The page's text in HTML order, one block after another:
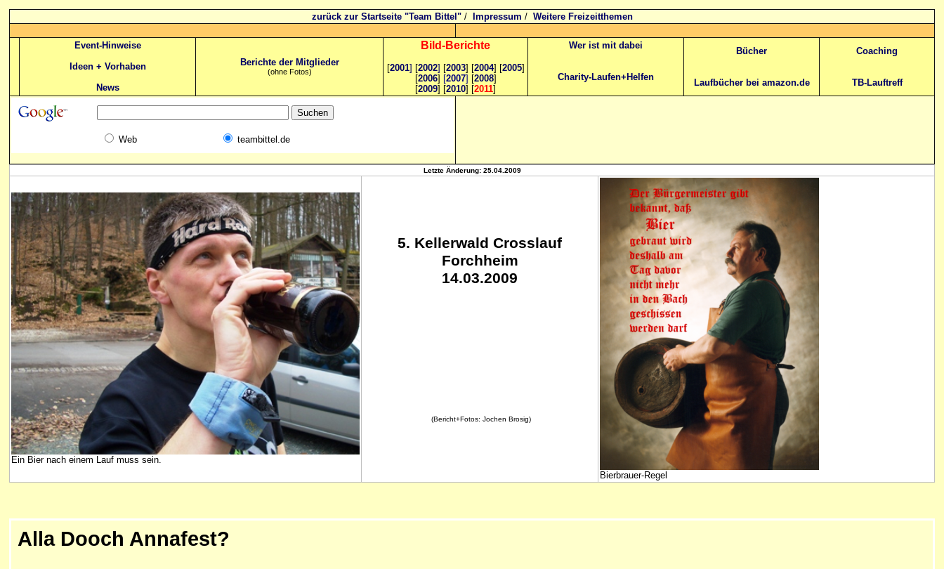
zurück zur Startseite "Team Bittel"/ Impressum / Weitere Freizeitthemen
Event-Hinweise
Ideen + Vorhaben
News
Berichte der Mitglieder
(ohne Fotos)
Bild-Berichte
[2001] [2002] [2003] [2004] [2005]
[2006] [2007] [2008]
[2009] [2010] [2011]
Wer ist mit dabei
Charity-Laufen+Helfen
Bücher
Laufbücher bei amazon.de
Coaching
TB-Lauftreff
Web teambittel.de
Letzte Änderung: 25.04.2009
Ein Bier nach einem Lauf muss sein.
5. Kellerwald Crosslauf
Forchheim
14.03.2009
(Bericht+Fotos: Jochen Brosig)
Bierbrauer-Regel
Alla Dooch Annafest?